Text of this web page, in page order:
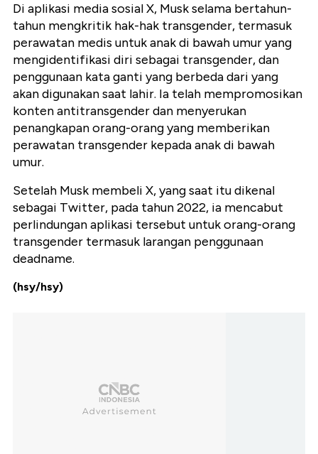
Di aplikasi media sosial X, Musk selama bertahun-
tahun mengkritik hak-hak transgender, termasuk
perawatan medis untuk anak di bawah umur yang
mengidentifikasi diri sebagai transgender, dan
penggunaan kata ganti yang berbeda dari yang
akan digunakan saat lahir. Ia telah mempromosikan
konten antitransgender dan menyerukan
penangkapan orang-orang yang memberikan
perawatan transgender kepada anak di bawah
umur.
Setelah Musk membeli X, yang saat itu dikenal
sebagai Twitter, pada tahun 2022, ia mencabut
perlindungan aplikasi tersebut untuk orang-orang
transgender termasuk larangan penggunaan
deadname.
(hsy/hsy)